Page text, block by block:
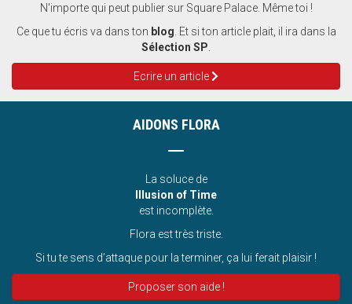
N'importe qui peut publier sur Square Palace. Même toi !
Ce que tu écris va dans ton blog . Et si ton article plait, il ira dans la
Sélection SP
Ecrire un article
AIDONS FLORA
La soluce de
Illusion of Time
est incomplète.
Flora est très triste.
Si tu te sens d’attaque pour la terminer, ça lui ferait plaisir !
Proposer son aide !